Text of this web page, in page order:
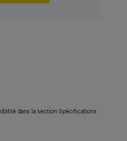
dans la section Spécifications